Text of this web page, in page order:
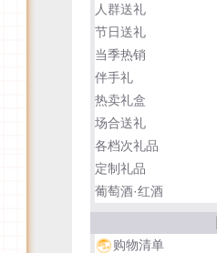
人群送礼
节日送礼
当季热销
伴手礼
热卖礼盒
场合送礼
各档次礼品
定制礼品
葡萄酒·红酒
购物清单